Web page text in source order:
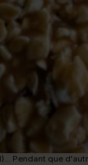
Pendant que